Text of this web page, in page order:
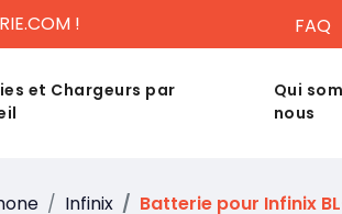
! FAQ
et Chargeurs par
Qui
nous
Infinix Batterie pour Infinix